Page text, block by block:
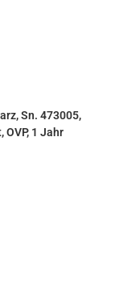
Sn. 473005,
1 Jahr